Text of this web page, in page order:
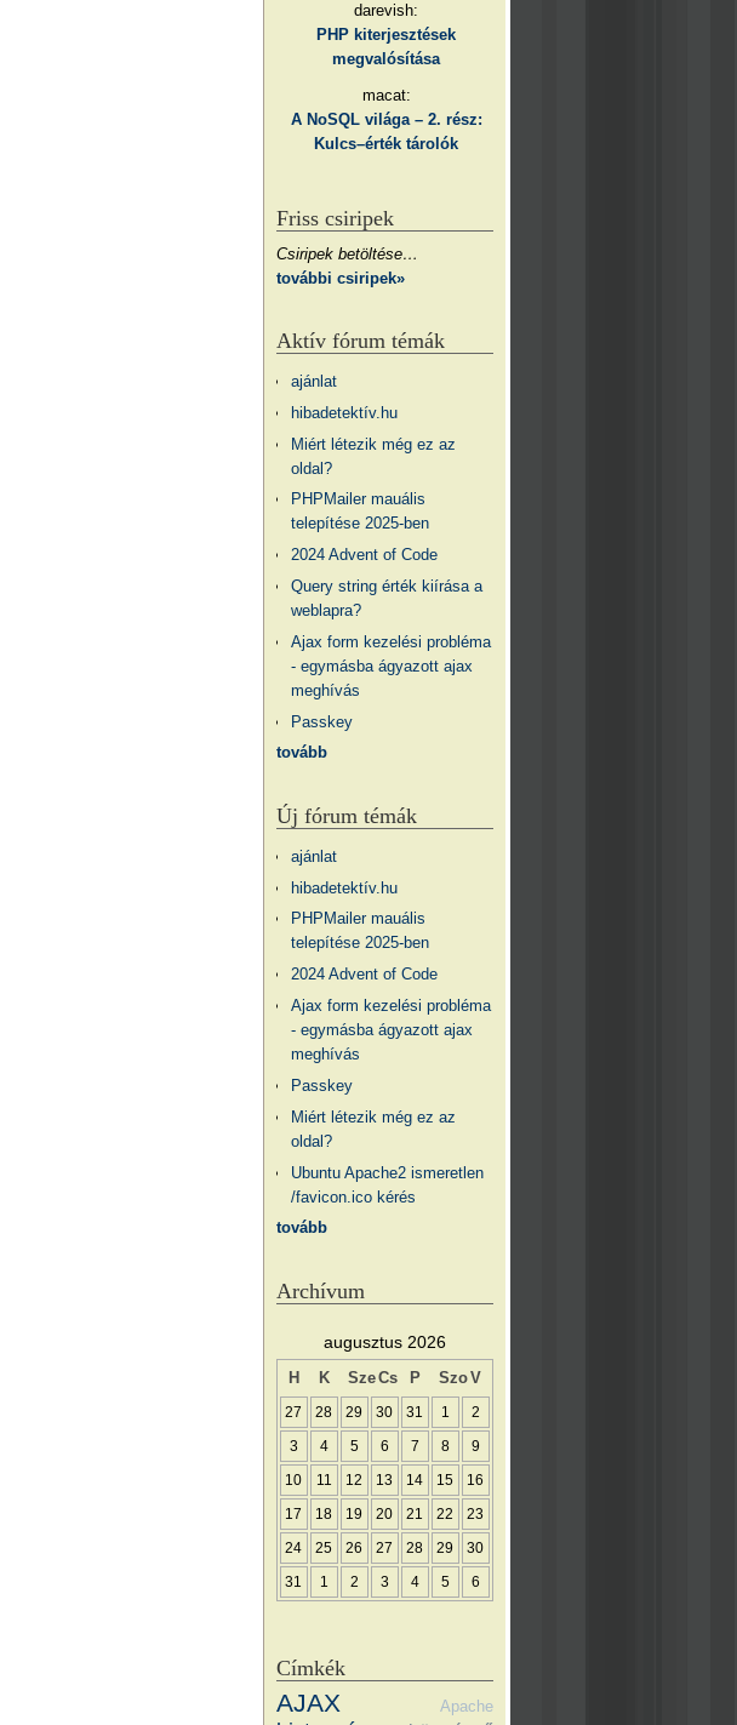
darevish:
PHP kiterjesztések
megvalósítása
macat:
A NoSQL világa – 2. rész:
Kulcs–érték tárolók
Friss csiripek
Csiripek betöltése…
további csiripek»
Aktív fórum témák
ajánlat
hibadetektív.hu
Miért létezik még ez az
oldal?
PHPMailer mauális
telepítése 2025-ben
2024 Advent of Code
Query string érték kiírása a
weblapra?
Ajax form kezelési probléma
- egymásba ágyazott ajax
meghívás
Passkey
tovább
Új fórum témák
ajánlat
hibadetektív.hu
PHPMailer mauális
telepítése 2025-ben
2024 Advent of Code
Ajax form kezelési probléma
- egymásba ágyazott ajax
meghívás
Passkey
Miért létezik még ez az
oldal?
Ubuntu Apache2 ismeretlen
/favicon.ico kérés
tovább
Archívum
augusztus 2026
H K SzeCs P SzoV
27 28 29 30 31 1 2
3 4 5 6 7 8 9
10 11 12 13 14 15 16
17 18 19 20 21 22 23
24 25 26 27 28 29 30
31 1 2 3 4 5 6
Címkék
AJAX Apache